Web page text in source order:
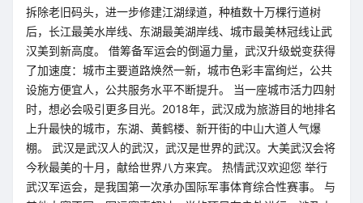
拆除老旧码头，进一步修建江湖绿道，种植数十万棵行道树
后，长江最美水岸线、东湖最美湖岸线、城市最美林冠线让武
汉美到新高度。 借筹备军运会的倒逼力量，武汉升级蜕变获得
了加速度：城市主要道路焕然一新，城市色彩丰富绚烂，公共
设施方便宜人，公共服务水平不断提升。 当一座城市活力四射
时，想必会吸引更多目光。2018年，武汉成为旅游目的地排名
上升最快的城市，东湖、黄鹤楼、新开街的中山大道人气爆
棚。 武汉是武汉人的武汉，武汉是世界的武汉。大美武汉会将
今秋最美的十月，献给世界八方来宾。 热情武汉欢迎您 举行
武汉军运会，是我国第一次承办国际军事体育综合性赛事。 与